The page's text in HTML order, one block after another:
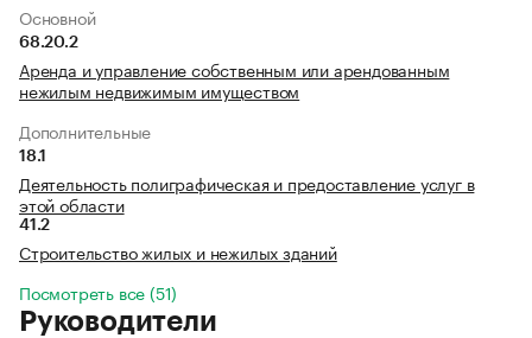
Основной
68.20.2
Аренда и управление собственным или арендованным
нежилым недвижимым имуществом
Дополнительные
18.1
Деятельность полиграфическая и предоставление услуг в
этой области
41.2
Строительство жилых и нежилых зданий
Посмотреть все (51)
Руководители